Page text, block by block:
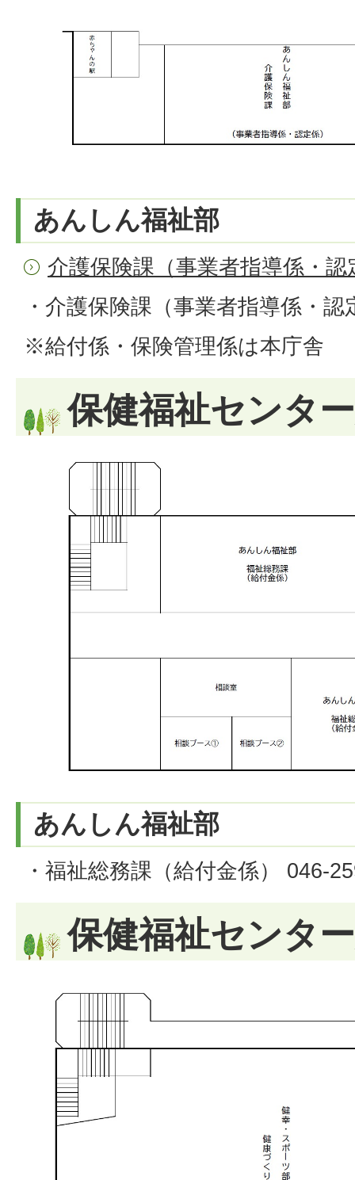
あんしん福祉部
介護保険課（事業者指導係・認
・介護保険課（事業者指導係・
※給付係・保険管理係は本庁舎
保健福祉センタ
あんしん福祉部
・福祉総務課（給付金係） 046-
保健福祉センタ